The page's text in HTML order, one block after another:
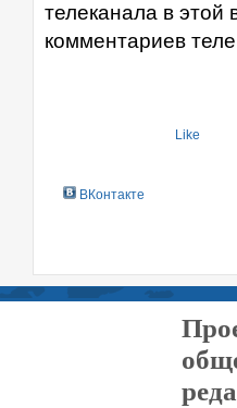
телеканала в
комментариев
Like
ВКонтакте